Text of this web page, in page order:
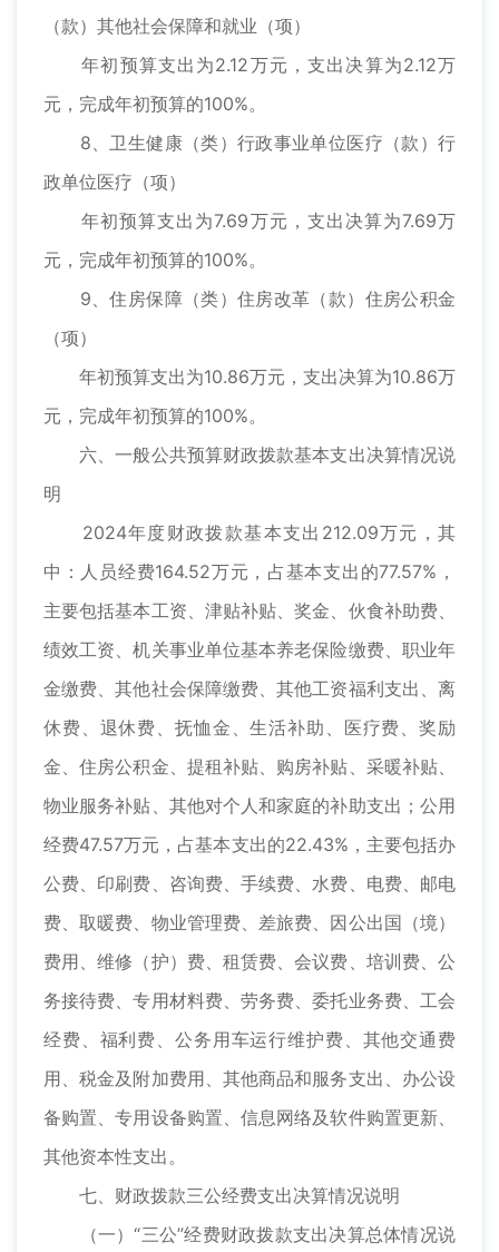
（款）其他社会保障和就业（项）
年初预算支出为2.12万元，支出决算为2.12万
元，完成年初预算的100%。
8、卫生健康（类）行政事业单位医疗（款）行
政单位医疗（项）
年初预算支出为7.69万元，支出决算为7.69万
元，完成年初预算的100%。
9、住房保障（类）住房改革（款）住房公积金
（项）
年初预算支出为10.86万元，支出决算为10.86万
元，完成年初预算的100%。
六、一般公共预算财政拨款基本支出决算情况说
明
2024年度财政拨款基本支出212.09万元，其
中：人员经费164.52万元，占基本支出的77.57%，
主要包括基本工资、津贴补贴、奖金、伙食补助费、
绩效工资、机关事业单位基本养老保险缴费、职业年
金缴费、其他社会保障缴费、其他工资福利支出、离
休费、退休费、抚恤金、生活补助、医疗费、奖励
金、住房公积金、提租补贴、购房补贴、采暖补贴、
物业服务补贴、其他对个人和家庭的补助支出；公用
经费47.57万元，占基本支出的22.43%，主要包括办
公费、印刷费、咨询费、手续费、水费、电费、邮电
费、取暖费、物业管理费、差旅费、因公出国（境）
费用、维修（护）费、租赁费、会议费、培训费、公
务接待费、专用材料费、劳务费、委托业务费、工会
经费、福利费、公务用车运行维护费、其他交通费
用、税金及附加费用、其他商品和服务支出、办公设
备购置、专用设备购置、信息网络及软件购置更新、
其他资本性支出。
七、财政拨款三公经费支出决算情况说明
（一）“三公”经费财政拨款支出决算总体情况说